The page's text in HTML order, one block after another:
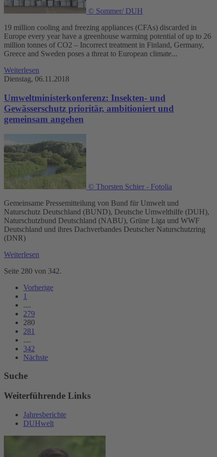
© Sommer/ DUH
19 million cooling and freezing appliances (CFAs) discarded in
Europe every year have a greenhouse warming potential of up to 26
million tonnes of CO2 – Incorrect treatment in Finland, Germany,
Greece and Sweden poses a threat to European climate...
Weiterlesen
Dienstag, 06.11.2018
Umweltministerkonferenz: Insekten- und
Gewässerschutz prioritär, ambitioniert und
gemeinsam angehen
© Thorsten Schier - Fotolia
Gemeinsame Pressemitteilung von Bund für Umwelt und
Naturschutz Deutschland (BUND), Deutsche Umwelthilfe (DUH),
Naturschutzbund Deutschland (NABU), Grüne Liga und WWF
Deutschland und ihres Dachverbandes Deutscher Naturschutzring
(DNR)
Weiterlesen
Seite 280 von 342.
Vorherige
1
....
279
280
281
....
342
Nächste
Suche
Weiterführende Links
Jahresberichte
DUHwelt